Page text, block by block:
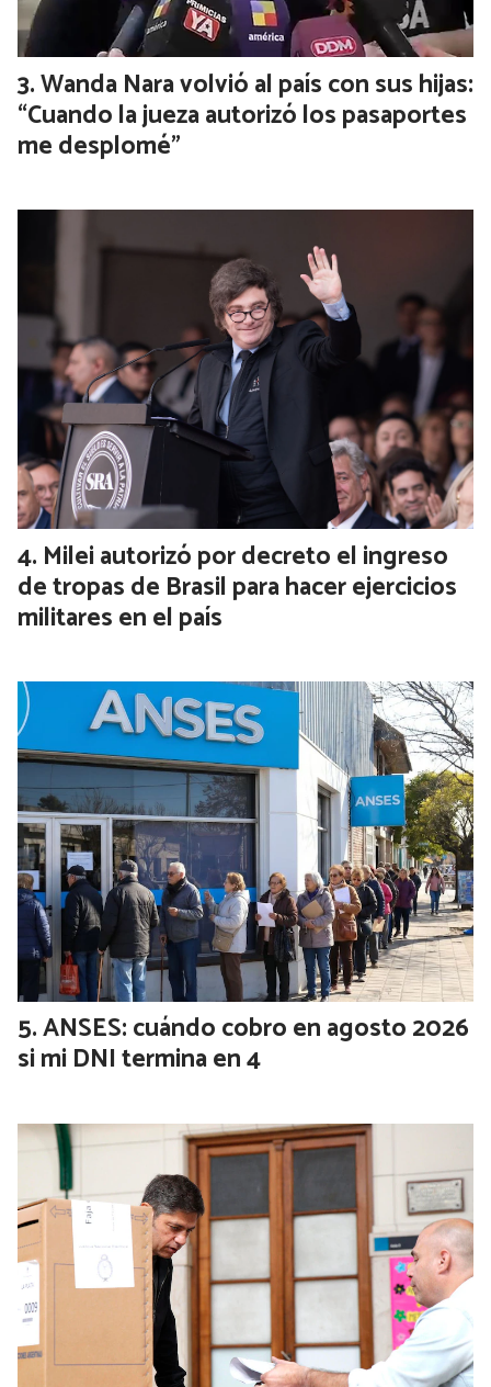
Wanda Nara volvió al país con sus hijas:
“Cuando la jueza autorizó los pasaportes
me desplomé”
Milei autorizó por decreto el ingreso
de tropas de Brasil para hacer ejercicios
militares en el país
ANSES: cuándo cobro en agosto 2026
si mi DNI termina en 4